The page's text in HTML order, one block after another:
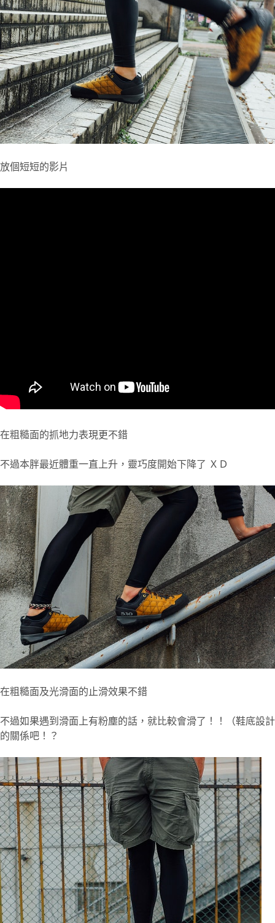
放個短短的影片
在粗糙面的抓地力表現更不錯
不過本胖最近體重一直上升，靈巧度開始下降了 ＸＤ
在粗糙面及光滑面的止滑效果不錯
不過如果遇到滑面上有粉塵的話，就比較會滑了！！（鞋底設計
的關係吧！？